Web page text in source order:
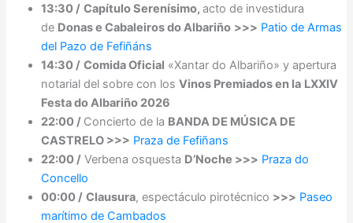
13:30 / Capítulo Serenísimo, acto de investidura
de Donas e Cabaleiros do Albariño >>> Patio de Armas
del Pazo de Fefiñáns
14:30 / Comida Oficial «Xantar do Albariño» y apertura
notarial del sobre con los Vinos Premiados en la LXXIV
Festa do Albariño 2026
22:00 / Concierto de la BANDA DE MÚSICA DE
CASTRELO >>> Praza de Fefiñans
22:00 /Verbena osquesta D’Noche >>> Praza do
Concello
00:00 / Clausura, espectáculo pirotécnico >>> Paseo
marítimo de Cambados